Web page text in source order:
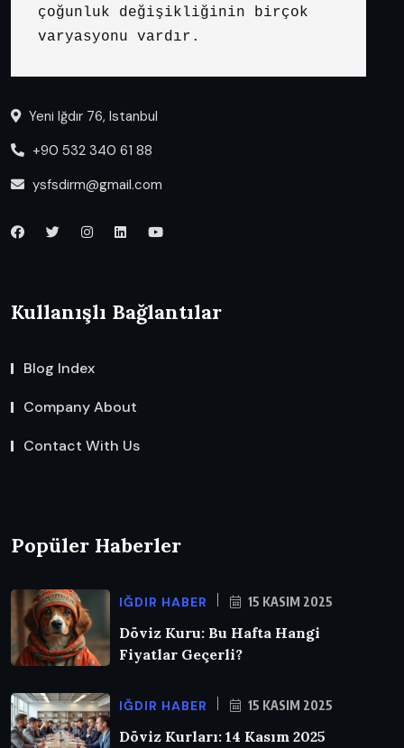
çoğunluk değişikliğinin birçok
varyasyonu vardır.
Yeni Iğdır 76, Istanbul
+90 532 340 61 88
ysfsdirm@gmail.com
Kullanışlı Bağlantılar
Blog Index
Company About
Contact With Us
Popüler Haberler
IĞDIR HABER 15 KASIM 2025
Döviz Kuru: Bu Hafta Hangi
Fiyatlar Geçerli?
IĞDIR HABER 15 KASIM 2025
Döviz Kurları: 14 Kasım 2025